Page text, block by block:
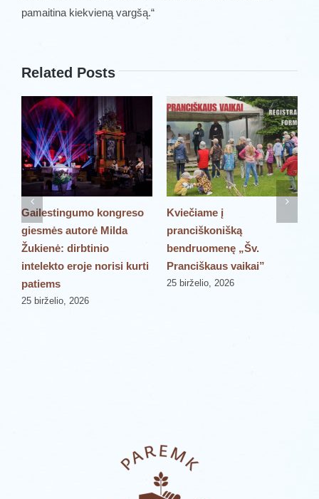
pamaitina kiekvieną vargšą.“
Related Posts
Gailestingumo kongreso
giesmės autorė Milda
Žukienė: dirbtinio
intelekto eroje norisi kurti
patiems
25 birželio, 2026
Kviečiame į
pranciškonišką
bendruomenę „Šv.
Pranciškaus vaikai”
25 birželio, 2026